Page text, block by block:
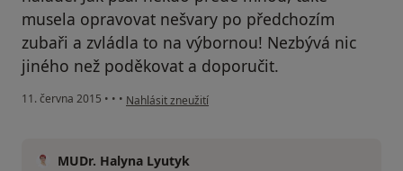
musela opravovat nešvary po předchozím
zubaři a zvládla to na výbornou! Nezbývá nic
jiného než poděkovat a doporučit.
11. června 2015 • • • podle názoru uživatele Martin Šmída
Nahlásit zneužití
MUDr. Halyna Lyutyk